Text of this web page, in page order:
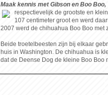
Maak kennis met Gibson en Boo Boo,
respectievelijk de grootste en
107 centimeter groot en werd
2007 werd de chihuahua Boo Boo met
Beide troetelbeesten zijn bij elkaar
huis in Washington. De chihuahua is
dat de Deense Dog de kleine Boo Boo